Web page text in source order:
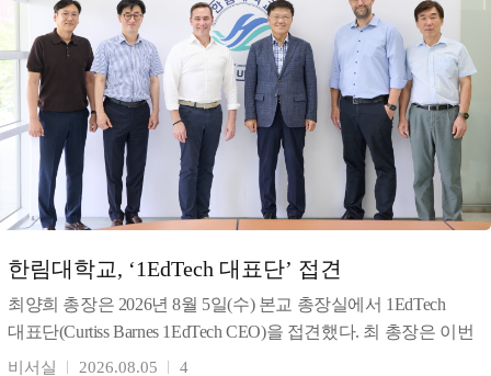
한림대학교, ‘1EdTech 대표단’ 접견
최양희 총장은 2026년 8월 5일(수) 본교 총장실에서 1EdTech
대표단(Curtiss Barnes 1EdTech CEO)을 접견했다. 최 총장은 이번
협의는 한림대의 AI
비서실 2026.08.05 4